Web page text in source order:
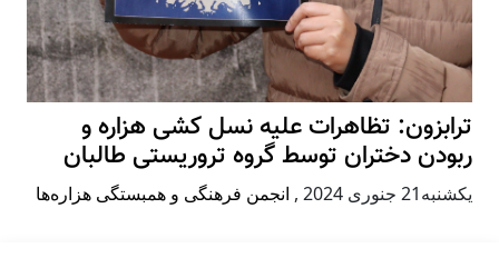
ترابزون: تظاهرات علیه نسل کشی هزاره و
ربودن دختران توسط گروه تروریستی طالبان
يكشنبه21 جنوری 2024 , انجمن فرهنگی و همبستگی هزاره‌ها